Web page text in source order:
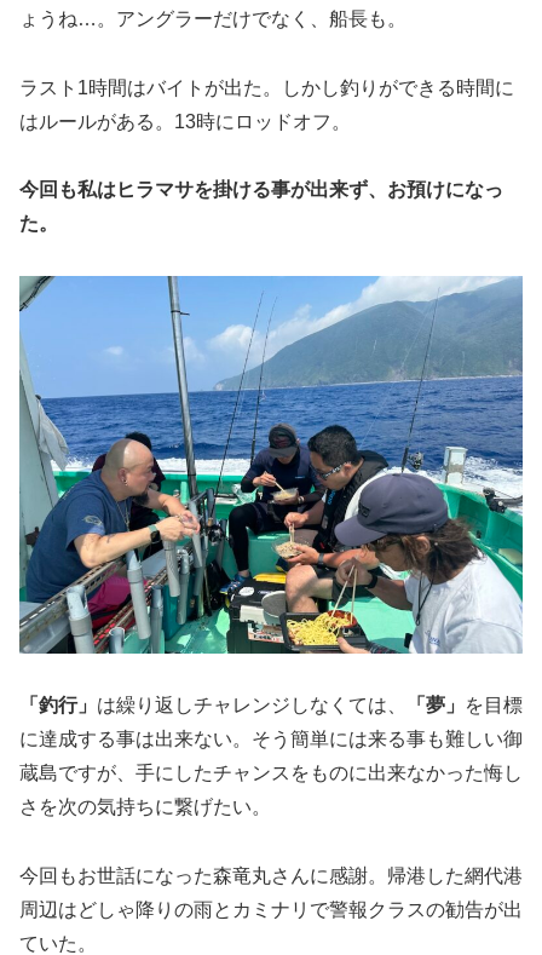
ょうね…。アングラーだけでなく、船長も。
ラスト1時間はバイトが出た。しかし釣りができる時間に
はルールがある。13時にロッドオフ。
今回も私はヒラマサを掛ける事が出来ず、お預けになっ
た。
「釣行」 は繰り返しチャレンジしなくては、 「夢」
を目標
に達成する事は出来ない。そう簡単には来る事も難しい御
蔵島ですが、手にしたチャンスをものに出来なかった悔し
さを次の気持ちに繋げたい。
今回もお世話になった森竜丸さんに感謝。帰港した網代港
周辺はどしゃ降りの雨とカミナリで警報クラスの勧告が出
ていた。